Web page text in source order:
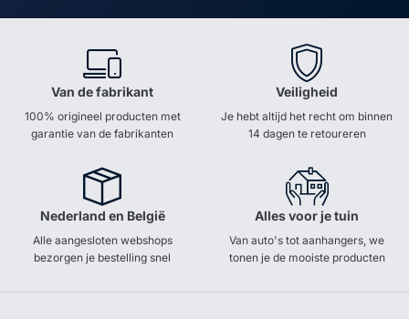
Van de fabrikant
100% origineel producten met
garantie van de fabrikanten
Veiligheid
Je hebt altijd het recht om binnen
14 dagen te retoureren
Nederland en België
Alle aangesloten webshops
bezorgen je bestelling snel
Alles voor je tuin
Van auto's tot aanhangers, we
tonen je de mooiste producten